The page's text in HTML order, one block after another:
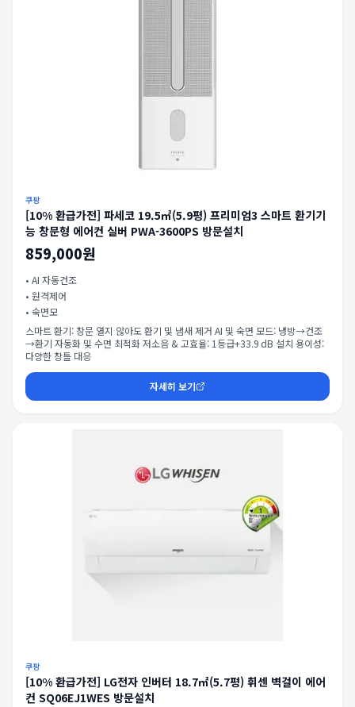
쿠팡
[10% 환급가전] 파세코 19.5㎡(5.9평) 프리미엄3 스마트 환기기
능 창문형 에어컨 실버 PWA-3600PS 방문설치
859,000원
• AI 자동건조
• 원격제어
• 숙면모
스마트 환기: 창문 열지 않아도 환기 및 냄새 제거 AI 및 숙면 모드: 냉방→건조
→환기 자동화 및 수면 최적화 저소음 & 고효율: 1등급+33.9 dB 설치 용이성:
다양한 창틀 대응
자세히 보기
쿠팡
[10% 환급가전] LG전자 인버터 18.7㎡(5.7평) 휘센 벽걸이 에어
컨 SQ06EJ1WES 방문설치